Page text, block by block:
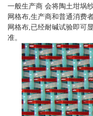
一般生产商 会将陶土坩埚
网格布,生产商和普通消费
网格布,已经耐碱试验即可
准。